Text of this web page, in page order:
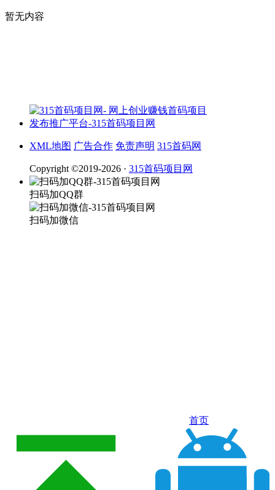
暂无内容
XML地图 广告合作 免责声明 315首码网
Copyright ©2019-2026 · 315首码项目网
扫码加QQ群
扫码加微信
首页